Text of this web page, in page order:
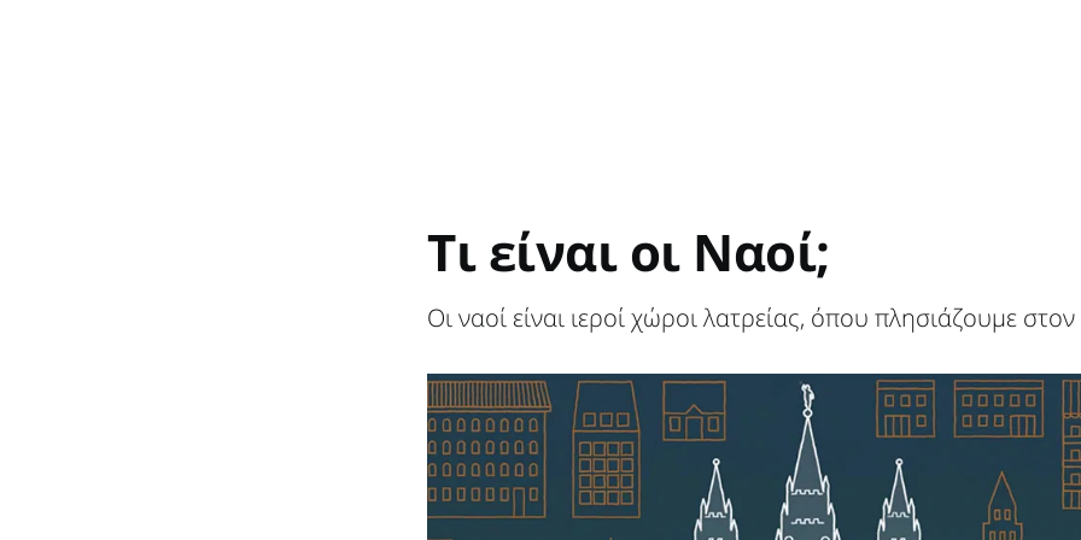
Τι είναι οι Ναοί;
Οι ναοί είναι ιεροί χώροι λατρείας, όπου πλησιάζουμε